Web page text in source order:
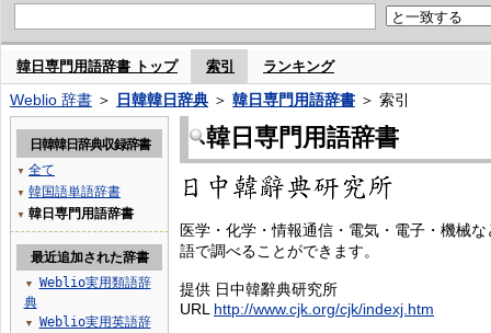
韓日専門用語辞書 トップ 索引 ランキング
Weblio 辞書 ＞ 日韓韓日辞典 ＞ 韓日専門用語辞書 ＞ 索引
韓日専門用語辞書
医学・化学・情報通信・電気・電子・機械
語で調べることができます。
提供 日中韓辭典研究所
URL http://www.cjk.org/cjk/indexj.htm
日韓韓日辞典収録辞書
▼ 全て
▼ 韓国語単語辞書
▼ 韓日専門用語辞書
最近追加された辞書
▼
Weblio実用類語辞
典
▼
Weblio実用英語辞